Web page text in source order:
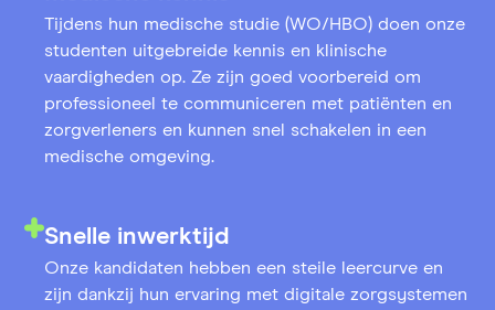
Tijdens hun medische studie (WO/HBO) doen onze
studenten uitgebreide kennis en klinische
vaardigheden op. Ze zijn goed voorbereid om
professioneel te communiceren met patiënten en
zorgverleners en kunnen snel schakelen in een
medische omgeving.
Snelle inwerktijd
Onze kandidaten hebben een steile leercurve en
zijn dankzij hun ervaring met digitale zorgsystemen